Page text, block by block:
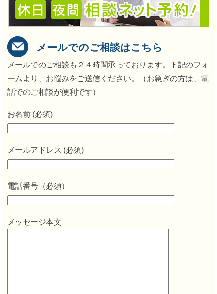
メールでのご相談はこちら
メールでのご相談も２４時間承っております。下記のフォ
ームより、お悩みをご送信ください。（お急ぎの方は、電
話でのご相談が便利です）
お名前 (必須)
メールアドレス (必須)
電話番号（必須）
メッセージ本文